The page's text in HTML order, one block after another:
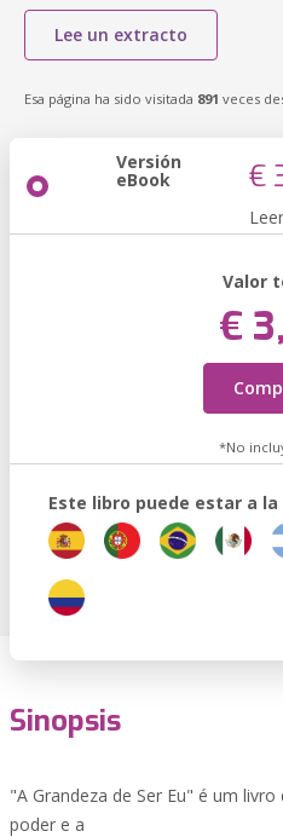
Lee un extracto
Esa página ha sido visitada 891 veces
Versión
eBook €
Valor
€
*No
Este libro puede estar a
Sinopsis
"A Grandeza de Ser Eu" é um
poder e a